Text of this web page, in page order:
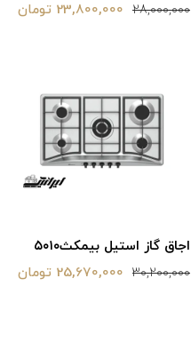
28,000,000 23,800,000 تومان
اجاق گاز استیل بیمکث۵۰۱۰
30,200,000 25,670,000 تومان